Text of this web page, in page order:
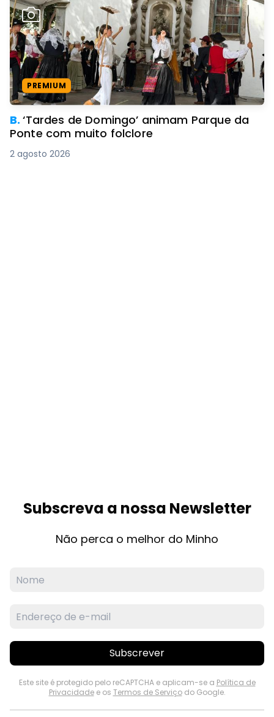
PREMIUM
B.‘Tardes de Domingo’ animam Parque da
Ponte com muito folclore
2 agosto 2026
Subscreva a nossa Newsletter
Não perca o melhor do Minho
Subscrever
Este site é protegido pelo reCAPTCHA e aplicam-se a Política de
Privacidadee os Termos de Serviçodo Google.